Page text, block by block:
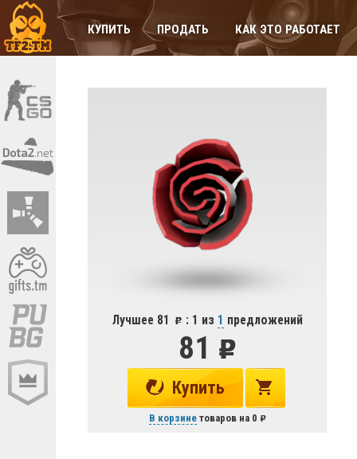
КУПИТЬ ПРОДАТЬ КАК ЭТО РАБОТАЕТ
Лучшее 81 : 1 из 1 предложений
81
Купить
В корзинетоваров на 0